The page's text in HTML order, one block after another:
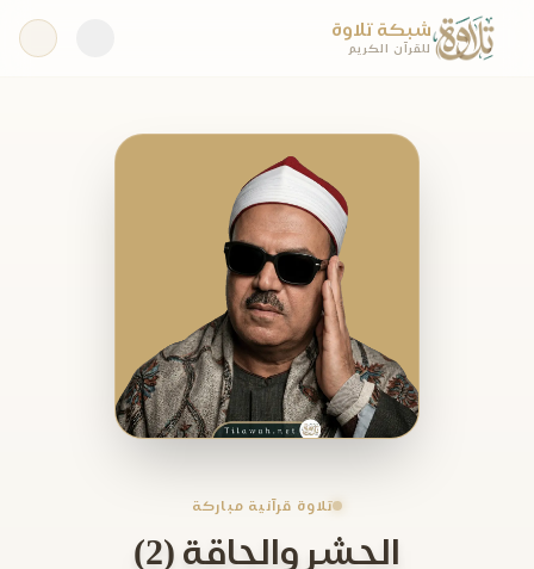
شبكة تلاوة
للقرآن الكريم
تلاوة قرآنية مباركة
الحشر والحاقة (2)